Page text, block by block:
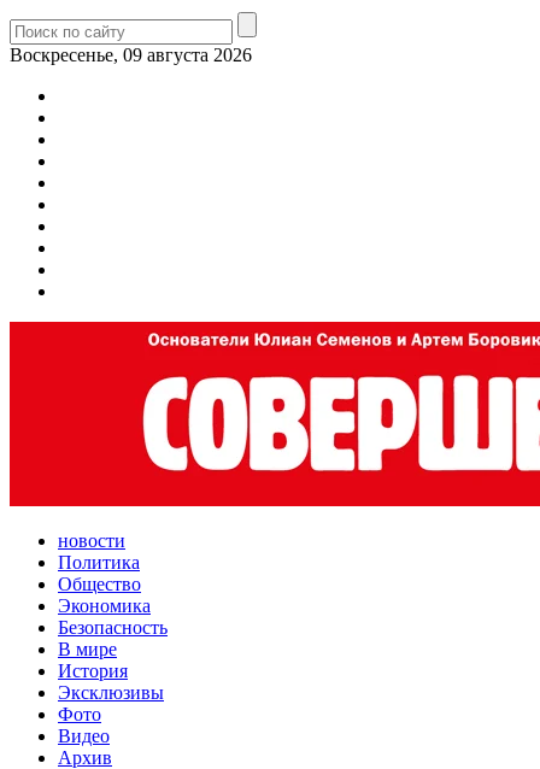
Воскресенье, 09 августа 2026
новости
Политика
Общество
Экономика
Безопасность
В мире
История
Эксклюзивы
Фото
Видео
Архив